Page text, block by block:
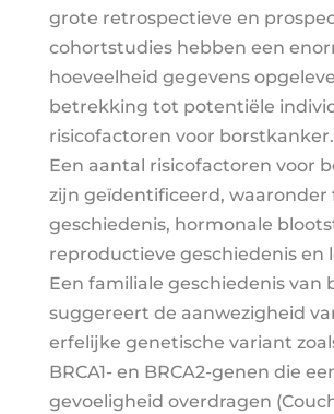
grote retrospectieve en
cohortstudies hebben een
hoeveelheid gegevens
betrekking tot potentiële
risicofactoren voor borstkanker.
Een aantal risicofactoren voor
zijn geïdentificeerd, waaronder
geschiedenis, hormonale
reproductieve geschiedenis en
Een familiale geschiedenis van
suggereert de aanwezigheid
erfelijke genetische variant
BRCA1- en BRCA2-genen die
gevoeligheid overdragen